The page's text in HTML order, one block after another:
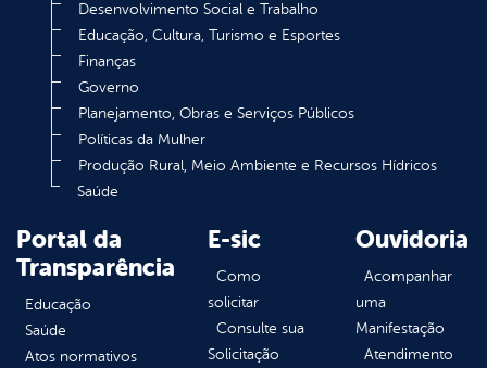
Desenvolvimento Social e Trabalho
Educação, Cultura, Turismo e Esportes
Finanças
Governo
Planejamento, Obras e Serviços Públicos
Políticas da Mulher
Produção Rural, Meio Ambiente e Recursos Hídricos
Saúde
Portal da
Transparência
Educação
Saúde
Atos normativos
E-sic
Como
solicitar
Consulte sua
Solicitação
Ouvidoria
Acompanhar
uma
Manifestação
Atendimento